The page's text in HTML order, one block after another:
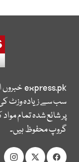
express.pkخبروں
سب سے زیادہ وزٹ
پر شائع شدہ تمام
گروپ محفوظ ہیں۔